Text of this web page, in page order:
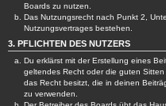
Boards zu nutzen.
Das Nutzungsrecht nach Punkt 2,
Nutzungsvertrages bestehen.
3. PFLICHTEN DES NUTZERS
Du erklärst mit der Erstellung eines
geltendes Recht oder die guten
das Recht besitzt, die in deinen
zu verwenden.